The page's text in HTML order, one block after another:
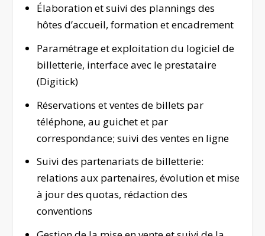
Élaboration et suivi des plannings des
hôtes d’accueil, formation et encadrement
Paramétrage et exploitation du logiciel de
billetterie, interface avec le prestataire
(Digitick)
Réservations et ventes de billets par
téléphone, au guichet et par
correspondance; suivi des ventes en ligne
Suivi des partenariats de billetterie:
relations aux partenaires, évolution et mise
à jour des quotas, rédaction des
conventions